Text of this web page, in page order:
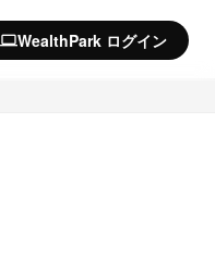
computerWealthPark ログイン